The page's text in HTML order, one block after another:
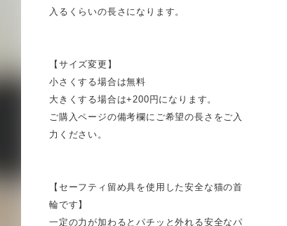
入るくらいの長さになります。
【サイズ変更】
小さくする場合は無料
大きくする場合は+200円になります。
ご購入ページの備考欄にご希望の長さをご入
力ください。
【セーフティ留め具を使用した安全な猫の首
輪です】
一定の力が加わるとパチッと外れる安全なパ